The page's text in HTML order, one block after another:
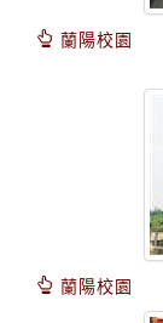
蘭陽校園
蘭陽校園